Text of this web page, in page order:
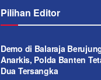
Pilihan Editor
Demo di Balaraja
Anarkis, Polda Banten
Dua Tersangka